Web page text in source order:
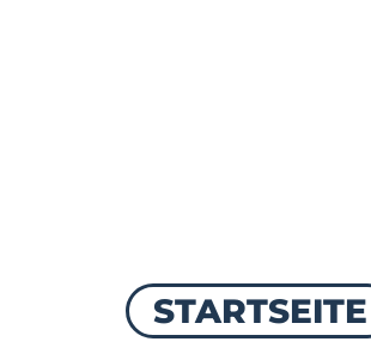
STARTSEITE